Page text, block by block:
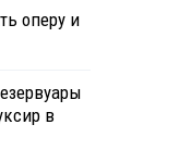
оперу и
в